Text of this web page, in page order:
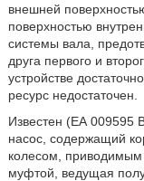
внешней
поверхностью
системы вала,
друга первого и
устройстве
ресурс недостаточен.
Известен (ЕА 009595
насос, содержащий
колесом, приводимым
муфтой, ведущая